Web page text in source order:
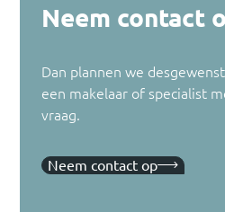
Neem contact
Dan plannen we
een makelaar of specialist
vraag.
Neem contact op